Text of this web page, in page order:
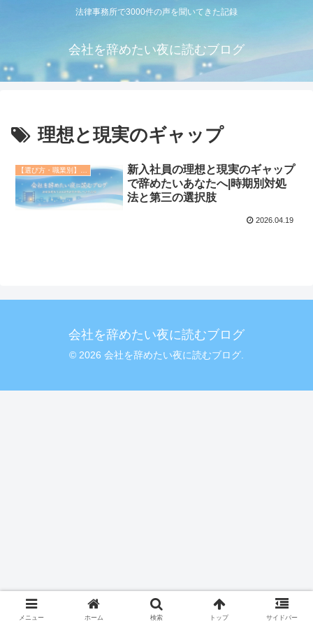
法律事務所で3000件の声を聞いてきた記録
会社を辞めたい夜に読むブログ
理想と現実のギャップ
新入社員の理想と現実のギャップ
で辞めたいあなたへ|時期別対処
法と第三の選択肢
2026.04.19
会社を辞めたい夜に読むブログ
© 2026 会社を辞めたい夜に読むブログ.
メニュー ホーム 検索 トップ サイドバー